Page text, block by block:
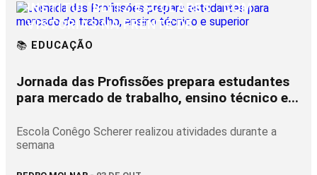
INSTITUI "BLITZ ESCOLARES", COM
VISTORIAS NA FRENTE DE...
📚 EDUCAÇÃO
Jornada das Profissões prepara estudantes
para mercado de trabalho, ensino técnico e...
Escola Conêgo Scherer realizou atividades durante a
semana